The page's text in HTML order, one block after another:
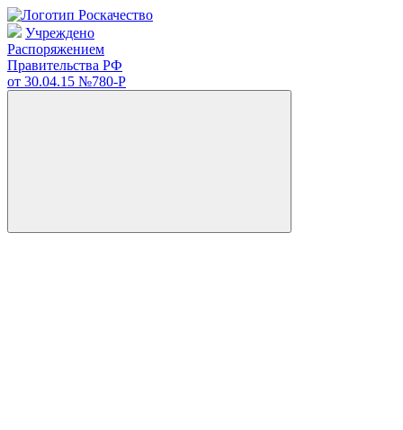
Учреждено
Распоряжением
Правительства РФ
от 30.04.15 №780-Р